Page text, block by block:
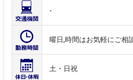
-
曜日,時間はお気軽にご相
土・日祝